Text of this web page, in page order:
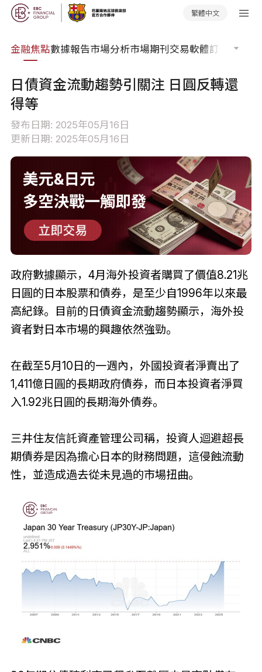
繁體中文
金融焦點數據報告市場分析市場期刊交易軟體訂單流
日債資金流動趨勢引關注 日圓反轉還
得等
發布日期: 2025年05月16日
更新日期: 2025年05月16日
政府數據顯示，4月海外投資者購買了價值8.21兆
日圓的日本股票和債券，是至少自1996年以來最
高紀錄。目前的日債資金流動趨勢顯示，海外投
資者對日本市場的興趣依然強勁。
在截至5月10日的一週內，外國投資者淨賣出了
1,411億日圓的長期政府債券，而日本投資者淨買
入1.92兆日圓的長期海外債券。
三井住友信託資產管理公司稱，投資人迴避超長
期債券是因為擔心日本的財務問題，這侵蝕流動
性，並造成過去從未見過的市場扭曲。